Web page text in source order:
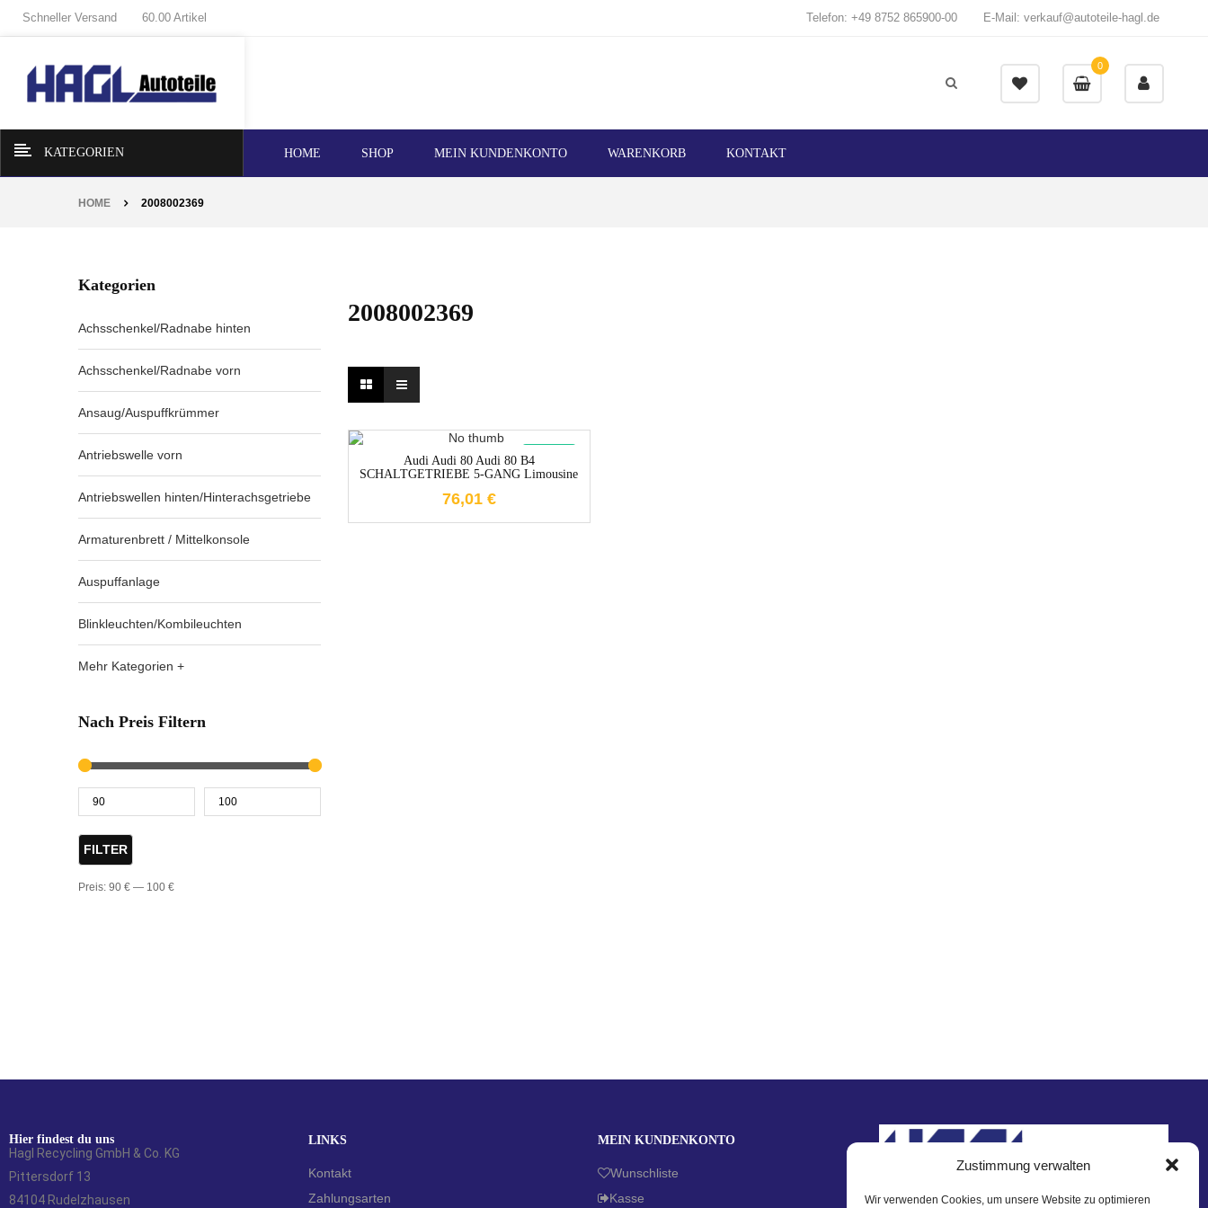
Zustimmung verwalten
Wir verwenden Cookies, um unsere Website zu optimieren
Schneller Versand 60.00 Artikel Telefon: +49 8752 865900-00 E-Mail: verkauf@autoteile-hagl.de
0
KATEGORIEN HOME SHOP MEIN KUNDENKONTO WARENKORB KONTAKT
HOME 2008002369
Kategorien
Achsschenkel/Radnabe hinten
Achsschenkel/Radnabe vorn
Ansaug/Auspuffkrümmer
Antriebswelle vorn
Antriebswellen hinten/Hinterachsgetriebe
Armaturenbrett / Mittelkonsole
Auspuffanlage
Blinkleuchten/Kombileuchten
Mehr Kategorien +
Nach Preis Filtern
FILTER
Preis: 90 € — 100 €
2008002369
Audi Audi 80 Audi 80 B4
SCHALTGETRIEBE 5-GANG Limousine
76,01 €
1-3 Werktage
Hier findest du uns
Hagl Recycling GmbH & Co. KG
Pittersdorf 13
84104 Rudelzhausen
LINKS
Kontakt
Zahlungsarten
MEIN KUNDENKONTO
Wunschliste
Kasse